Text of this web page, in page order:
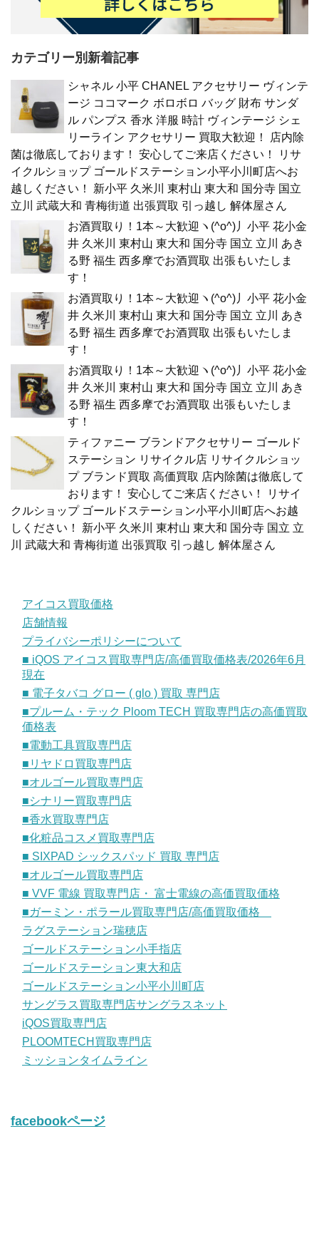
カテゴリー別新着記事
シャネル 小平 CHANEL アクセサリー ヴィンテ
ージ ココマーク ボロボロ バッグ 財布 サンダ
ル パンプス 香水 洋服 時計 ヴィンテージ シェ
リーライン アクセサリー 買取大歓迎！ 店内除
菌は徹底しております！ 安心してご来店ください！ リサ
イクルショップ ゴールドステーション小平小川町店へお
越しください！ 新小平 久米川 東村山 東大和 国分寺 国立
立川 武蔵大和 青梅街道 出張買取 引っ越し 解体屋さん
お酒買取り！1本～大歓迎ヽ(^o^)丿小平 花小金
井 久米川 東村山 東大和 国分寺 国立 立川 あき
る野 福生 西多摩でお酒買取 出張もいたしま
す！
お酒買取り！1本～大歓迎ヽ(^o^)丿小平 花小金
井 久米川 東村山 東大和 国分寺 国立 立川 あき
る野 福生 西多摩でお酒買取 出張もいたしま
す！
お酒買取り！1本～大歓迎ヽ(^o^)丿小平 花小金
井 久米川 東村山 東大和 国分寺 国立 立川 あき
る野 福生 西多摩でお酒買取 出張もいたしま
す！
ティファニー ブランドアクセサリー ゴールド
ステーション リサイクル店 リサイクルショッ
プ ブランド買取 高価買取 店内除菌は徹底して
おります！ 安心してご来店ください！ リサイ
クルショップ ゴールドステーション小平小川町店へお越
しください！ 新小平 久米川 東村山 東大和 国分寺 国立 立
川 武蔵大和 青梅街道 出張買取 引っ越し 解体屋さん
アイコス買取価格
店舗情報
プライバシーポリシーについて
■ iQOS アイコス買取専門店/高価買取価格表/2026年6月
現在
■ 電子タバコ グロー ( glo ) 買取 専門店
■プルーム・テック Ploom TECH 買取専門店の高価買取
価格表
■電動工具買取専門店
■リヤドロ買取専門店
■オルゴール買取専門店
■シナリー買取専門店
■香水買取専門店
■化粧品コスメ買取専門店
■ SIXPAD シックスパッド 買取 専門店
■オルゴール買取専門店
■ VVF 電線 買取専門店・ 富士電線の高価買取価格
■ガーミン・ポラール買取専門店/高価買取価格
ラグステーション瑞穂店
ゴールドステーション小手指店
ゴールドステーション東大和店
ゴールドステーション小平小川町店
サングラス買取専門店サングラスネット
iQOS買取専門店
PLOOMTECH買取専門店
ミッションタイムライン
facebookページ